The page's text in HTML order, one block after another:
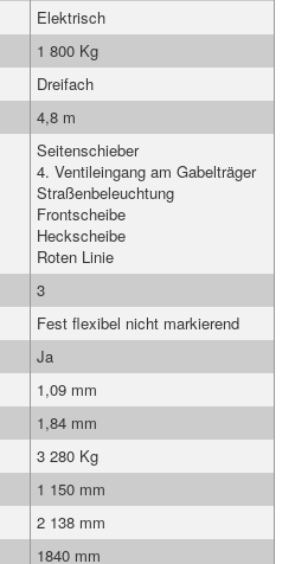
Elektrisch
1 800 Kg
Dreifach
4,8 m
Seitenschieber
4. Ventileingang am Gabelträger
Straßenbeleuchtung
Frontscheibe
Heckscheibe
Roten Linie
3
Fest flexibel nicht markierend
Ja
1,09 mm
1,84 mm
3 280 Kg
1 150 mm
2 138 mm
1840 mm